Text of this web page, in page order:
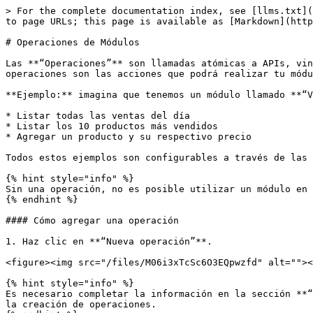
> For the complete documentation index, see [llms.txt](https://docs.skyone.cloud/llms.txt). Markdown versions of documentation pages are available by appending `.md` to page URLs; this page is available as [Markdown](https://docs.skyone.cloud/espanol/skyone-studio/modulos/configuraciones-and-operaciones/operaciones-de-modulos.md).

# Operaciones de Módulos

Las **“Operaciones”** son llamadas atómicas a APIs, vinculadas a un módulo, que encapsulan la ejecución de una función previamente configurada. Es decir, las operaciones son las acciones que podrá realizar tu módulo cuando se agreguen posteriormente a un flujo.

**Ejemplo:** imagina que tenemos un módulo llamado **“VentasY”** y puede realizar las siguientes operaciones:

* Listar todas las ventas del día
* Listar los 10 productos más vendidos
* Agregar un producto y su respectivo precio

Todos estos ejemplos son configurables a través de las operaciones.

{% hint style="info" %}
Sin una operación, no es posible utilizar un módulo en tus flujos.
{% endhint %}

#### Cómo agregar una operación

1. Haz clic en **“Nueva operación”**.

<figure><img src="/files/M06i3xTcSc6O3EQpwzfd" alt=""><figcaption></figcaption></figure>

{% hint style="info" %}
Es necesario completar la información en la sección **“**[**Configuraciones**](/espanol/skyone-studio/modulos/configuraciones-and-operaciones.md)**”** para habilitar la creación de operaciones.
{% endhint %}

2. A continuación, se mostrará la pantalla para completar los datos de la nueva operación, dividida en **4 etapas**:

* [**Información general**](#informacion-general)
* [**Parámetros**](#parametros)
* [**Solicitud (Requisición)**](#solicitud-requisicion)
* [**Estructura de salida**](#estructura-de-salida)

A continuación, se detalla paso a paso cada ítem:

### Información General

1. Agrega el **nombre** y la **descripción** de la nueva operación.
2. Luego, haz clic en **“Siguiente paso”**.

<figure><img src="/files/LCT6I4vONS1TR3XyXbAR" alt=""><figcaption></figcaption></figure>

#### Parámetros

En esta etapa configurarás los parámetros que serán utilizados en el módulo, siempre de acuerdo con el tipo de conectividad (Base de Datos, Email, REST, etc.). Para esto:

1. Haz clic en **“Agregar parámetro”**. Aparecerá el siguiente modal:

<figure><img src="/files/KQhC7pXItszYK1xjL5LN" alt=""><figcaption></figcaption></figure>

**Campos:**

1. **Nombre:** elige un nombre que describa mejor la función del parámetro.
2. **Descripción:** describe la función del parámetro.
3. **Tipo:** selecciona el tipo de dato aceptado por el parámetro:

* **Texto:** cualquier combinación de caracteres alfanuméricos. Ejemplos: `"cualquiertexto"`, `"123"`
* **Número:** cualquier número. Ejemplos: `123`, `321`
* **Booleano:** `true/false` (verdadero/falso)
* **Objeto:** objeto JSON. Ejemplo: `{ "name": "John" }`
* **Array:** array JSON. Ejemplos: `[ "A", "B" ]`, `[ "1", "2" ]`

4. **Campo obligatorio:** al seleccionarlo, el parámetro será obligatorio y siempre deberá enviarse en el JSON de entrada.
5. **Dato sensible:** si se selecciona, indica que el valor del parámetro no será publicado si el módulo se comparte.
6. **Ejemplo:** agrega un ejemplo acorde al tipo de dato y al tipo de